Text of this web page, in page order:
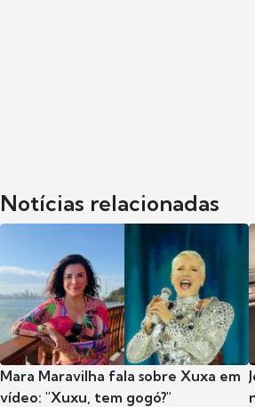
Notícias relacionadas
Mara Maravilha fala sobre Xuxa em
vídeo: "Xuxu, tem gogó?"